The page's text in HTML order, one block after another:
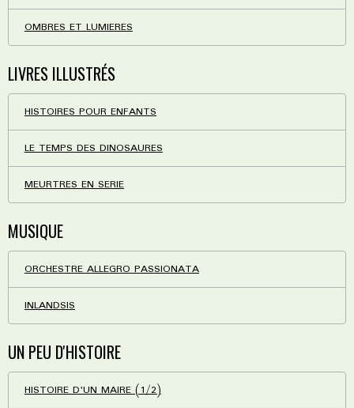
OMBRES ET LUMIERES
LIVRES ILLUSTRÉS
HISTOIRES POUR ENFANTS
LE TEMPS DES DINOSAURES
MEURTRES EN SERIE
MUSIQUE
ORCHESTRE ALLEGRO PASSIONATA
INLANDSIS
UN PEU D'HISTOIRE
HISTOIRE D'UN MAIRE (1/2)